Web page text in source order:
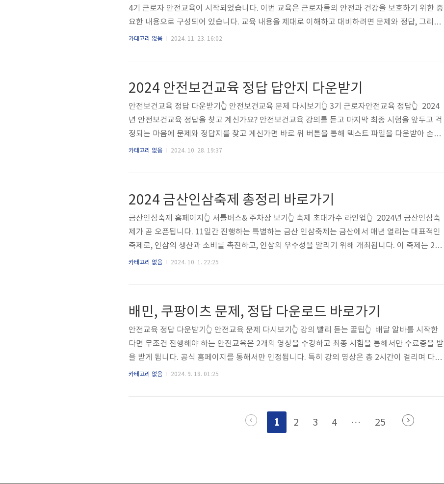
4기 근로자 안전교육이 시작되었습니다. 이번 교육은 근로자들의 안전과 건강을 보호하기 위한 중
요한 내용으로 구성되어 있습니다. 교육 내용을 제대로 이해하고 대비하려면 문제와 정답, 그리고
간단한 해설을 참고하는 것이 큰 도움이 됩니다. 아래에서 제공하는 링크를 통해 2024년 4기 근로
1~2줄의 핵심 해설 포함 📂 활용 방법시험 대..
카테고리 없음 2024. 11. 23. 16:02
2024 안전보건교육 정답 답안지 다운받기
안전보건교육 정답 다운받기👆 안전보건교육 문제 다시보기👆 3기 근로자안전교육 정답👆 2024
년 안전보건교육 정답을 찾고 계신가요? 안전보건교육 강의를 듣고 마지막 최종 시험을 앞두고 걱
정되는 마음에 문제와 정답지를 찾고 계신가면 바로 위 버튼을 통해 텍스트 파일을 다운받아 손쉽
게 문제를 해결해보세요 충분히 강의를 들으셨다면 풀수 있는 문제들이지만 바쁜 사회생활하던
카테고리 없음 2024. 10. 28. 19:37
2024 금산인삼축제 총정리 바로가기
금산인삼축제 홈페이지👆 셔틀버스& 주차장 보기👆 축제 초대가수 라인업👆 2024년 금산인삼축
제가 곧 오픈됩니다. 11일간 진행하는 특별하는 금산 인삼축제는 금산에서 매년 열리는 대표적인
축제로, 인삼의 생산과 소비를 촉진하고, 인삼의 우수성을 알리기 위해 개최됩니다. 이 축제는 200
0년부터 시작되어 매년 많은 관광객들이 방문하고 있으며, 다양한 문화 행사와 체험 프로그램이
간동안 몰릴 수 있는 인파로 인해 주차..
카테고리 없음 2024. 10. 1. 22:25
배민, 쿠팡이츠 문제, 정답 다운로드 바로가기
안전교육 정답 다운받기👆 안전교육 문제 다시보기👆 강의 빨리 듣는 꿀팁👆 배달 알바를 시작한
다면 무조건 진행해야 하는 안전교육은 2개의 영상을 수강하고 최종 시험을 통해서만 수료증을 받
을 받게 됩니다. 공식 홈페이지를 통해서만 인정됩니다. 특히 강의 영상은 총 2시간이 걸리며 다른
사람보다 빠르게 수료를 원하신다면 위를 통해서 꿀팁을 확인하세요!
카테고리 없음 2024. 9. 18. 01:25
1 2 3 4 ··· 25